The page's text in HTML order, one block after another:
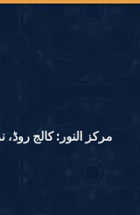
مرکز النور: کالج